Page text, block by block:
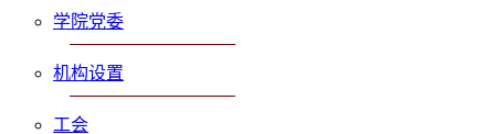
学院党委
机构设置
工会